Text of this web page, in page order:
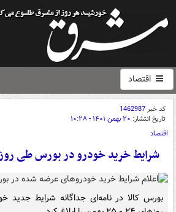
اقتصاد
کد خبر1462987
تاریخ انتشار: ۲۰ بهمن ۱۴۰۱ - ۱۰:۲۸
اقتصاد
شرایط خرید خودرو در بورس طی روزهای ۲۴ و
بورس کالا در نامه‌ای جداگانه شرایط